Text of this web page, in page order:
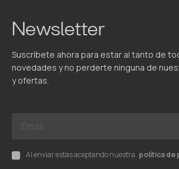
Newsletter
Suscríbete ahora para estar al tanto de
novedades y no perderte ninguna de
y ofertas.
Al enviar estás aceptando nuestra política de